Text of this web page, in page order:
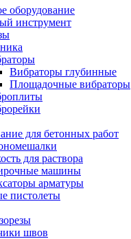
оборудование
инструмент
Вибраторы глубинные
Площадочные вибраторы
для бетонных работ
для раствора
машины
арматуры
пистолеты
швов